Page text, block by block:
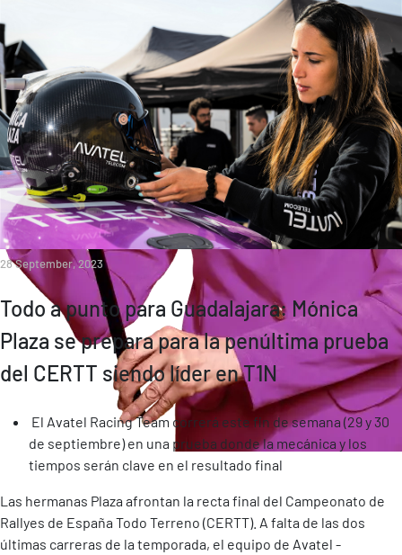
28 September, 2023
Todo a punto para Guadalajara: Mónica
Plaza se prepara para la penúltima prueba
del CERTT siendo líder en T1N
El Avatel Racing Team correrá este fin de semana (29 y 30
de septiembre) en una prueba donde la mecánica y los
tiempos serán clave en el resultado final
Las hermanas Plaza afrontan la recta final del Campeonato de
Rallyes de España Todo Terreno (CERTT). A falta de las dos
últimas carreras de la temporada, el equipo de Avatel -